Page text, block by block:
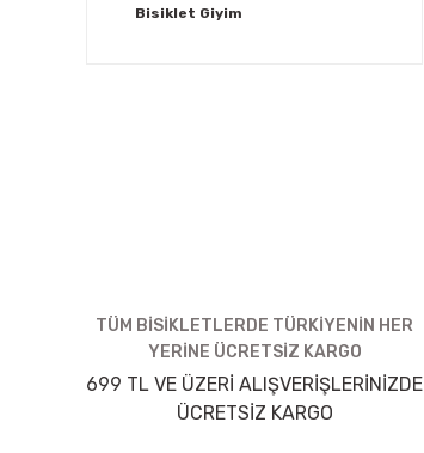
Bisiklet Giyim
TÜM BİSİKLETLERDE TÜRKİYENİN HER
YERİNE ÜCRETSİZ KARGO
699 TL VE ÜZERİ ALIŞVERİŞLERİNİZDE
ÜCRETSİZ KARGO